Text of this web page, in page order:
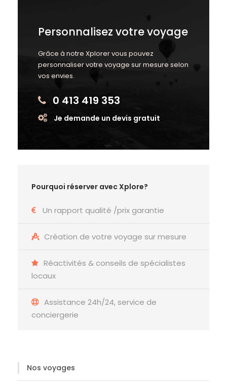
Personnalisez votre voyage
Grâce à notre Xplorer vous pouvez
personnaliser votre voyage sur mesure selon
vos envies.
0 413 419 353
Je demande un devis gratuit
Pourquoi réserver avec Xplore?
Un rapport qualité /prix garantie
Création de votre voyage sur mesure
Réactivités & conseils de spécialistes
locaux
Assistance 24h/24, service de
conciergerie
Nos voyages